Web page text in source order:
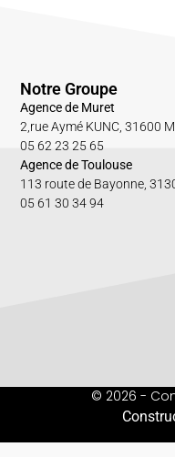
Notre Groupe
Agence de Muret
2,rue Aymé KUNC, 31600
05 62 23 25 65
Agence de Toulouse
113 route de Bayonne,
05 61 30 34 94
© 2026 -